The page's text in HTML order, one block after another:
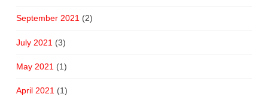
September 2021(2)
July 2021 (3)
May 2021 (1)
April 2021 (1)